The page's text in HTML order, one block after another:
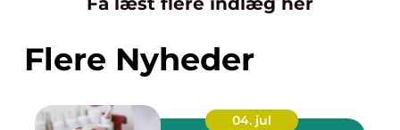
Flere Nyheder
04. jul